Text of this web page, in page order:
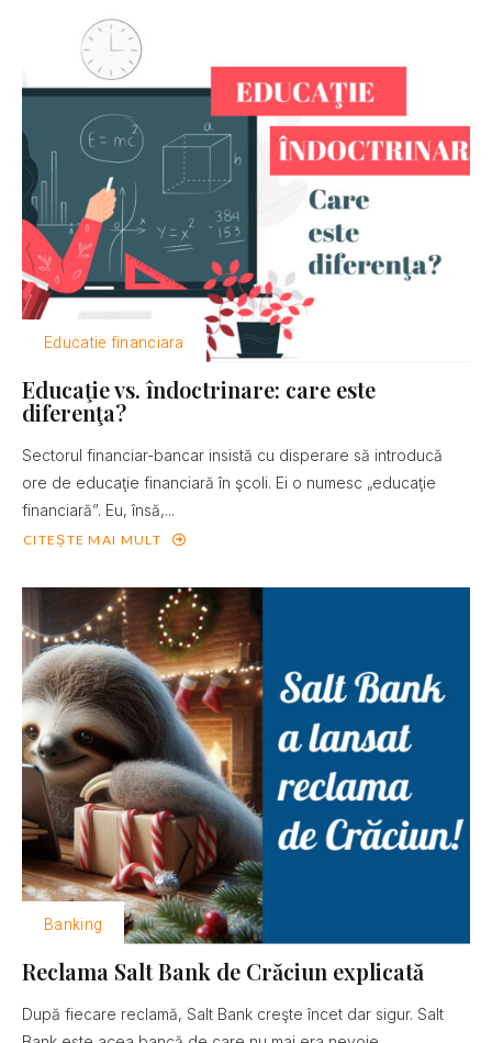
Educatie financiara
Educaţie vs. îndoctrinare: care este
diferenţa?
Sectorul financiar-bancar insistă cu disperare să introducă
ore de educaţie financiară în şcoli. Ei o numesc „educaţie
financiară”. Eu, însă,...
CITEȘTE MAI MULT
Banking
Reclama Salt Bank de Crăciun explicată
După fiecare reclamă, Salt Bank creşte încet dar sigur. Salt